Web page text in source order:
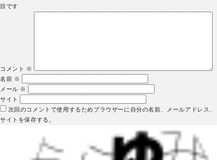
目です
コメント ※
名前 ※
メール ※
サイト
次回のコメントで使用するためブラウザーに自分の名前、メールアドレス、
サイトを保存する。